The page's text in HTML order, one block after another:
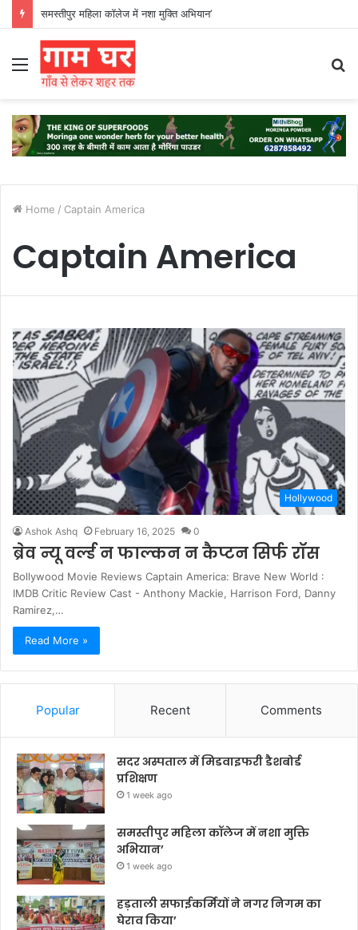
समस्तीपुर महिला कॉलेज में नशा मुक्ति अभियान’
Menu
Home / Captain America
Captain America
Hollywood
Ashok Ashq February 16, 2025 0
ब्रेव न्यू वर्ल्ड न फाल्कन न कैप्टन सिर्फ रॉस
Bollywood Movie Reviews Captain America: Brave New World :
IMDB Critic Review Cast - Anthony Mackie, Harrison Ford, Danny
Ramirez,…
Read More »
Popular Recent Comments
सदर अस्पताल में मिडवाइफरी डैशबोर्ड
प्रशिक्षण
1 week ago
समस्तीपुर महिला कॉलेज में नशा मुक्ति
अभियान’
1 week ago
हड़ताली सफाईकर्मियों ने नगर निगम का
घेराव किया’